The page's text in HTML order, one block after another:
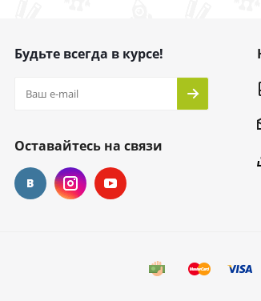
Будьте всегда в курсе!
Оставайтесь на связи